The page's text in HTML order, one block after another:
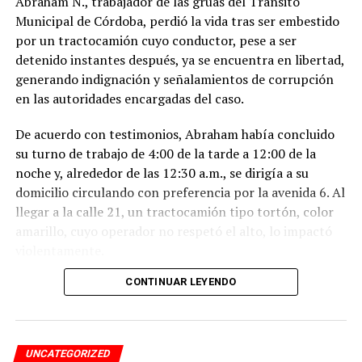
Municipal de Córdoba, perdió la vida tras ser embestido
por un tractocamión cuyo conductor, pese a ser
detenido instantes después, ya se encuentra en libertad,
generando indignación y señalamientos de corrupción
en las autoridades encargadas del caso.
De acuerdo con testimonios, Abraham había concluido
su turno de trabajo de 4:00 de la tarde a 12:00 de la
noche y, alrededor de las 12:30 a.m., se dirigía a su
domicilio circulando con preferencia por la avenida 6. Al
llegar a la calle 21, un tractocamión tipo tortón, color
amarillo, cuyo operador no respetó el alto, lo impactó
El conductor, identificado como Adán “N.”, de
fue interceptado por taxistas y jóvenes del Modelogar
en la avenida 12, entre calles 7 y 9, en la colonia Centro,
CONTINUAR LEYENDO
UNCATEGORIZED